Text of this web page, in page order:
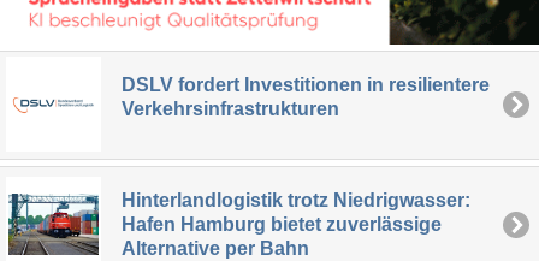
DSLV fordert Investitionen in resilientere
Verkehrsinfrastrukturen
Hinterlandlogistik trotz Niedrigwasser:
Hafen Hamburg bietet zuverlässige
Alternative per Bahn